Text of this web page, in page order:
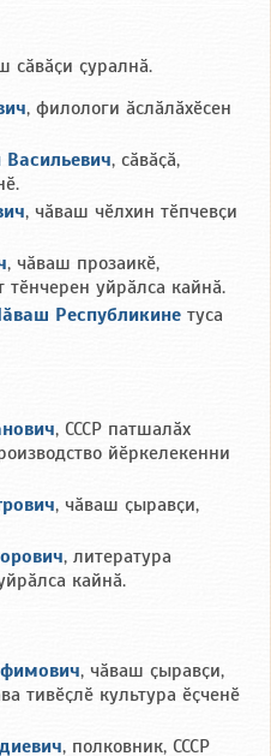
сӑвӑҫи ҫуралнӑ.
, филологи ӑслӑлӑхӗсен
, сӑвӑҫӑ,
, чӑваш чӗлхин тӗпчевҫи
, чӑваш прозаикӗ,
тӗнчерен уйрӑлса кайнӑ.
Республикине туса
, СССР патшалӑх
йӗркелекенни
, чӑваш ҫыравҫи,
, литература
кайнӑ.
, чӑваш ҫыравҫи,
тивӗҫлӗ культура ӗҫченӗ
, полковник, СССР